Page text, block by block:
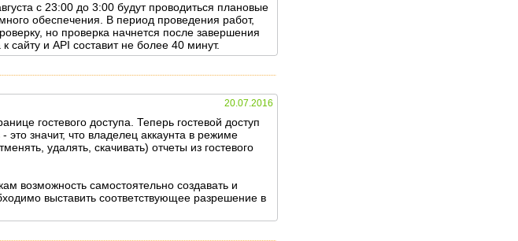
с 23:00 до 3:00 будут проводиться плановые
обеспечения. В период проведения работ,
но проверка начнется после завершения
сайту и API составит не более 40 минут.
20.07.2016
гостевого доступа. Теперь гостевой доступ
значит, что владелец аккаунта в режиме
удалять, скачивать) отчеты из гостевого
возможность самостоятельно создавать и
выставить соответствующее разрешение в